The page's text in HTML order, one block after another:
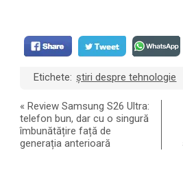
Etichete: știri despre tehnologie
«Review Samsung S26 Ultra:
telefon bun, dar cu o singură
îmbunătățire față de
generația anterioară